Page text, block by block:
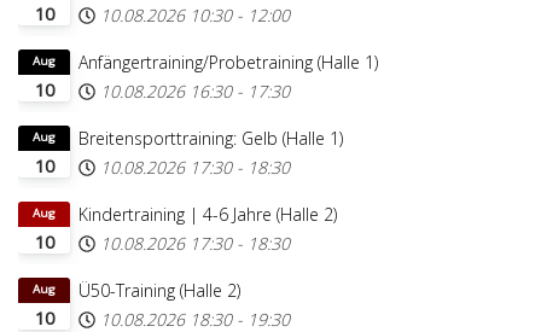
10
10.08.2026 10:30 - 12:00
10
Aug
Anfängertraining/Probetraining (Halle 1)
10.08.2026 16:30 - 17:30
10
Aug
Breitensporttraining: Gelb (Halle 1)
10.08.2026 17:30 - 18:30
10
Aug
Kindertraining | 4-6 Jahre (Halle 2)
10.08.2026 17:30 - 18:30
10
Aug
Ü50-Training (Halle 2)
10.08.2026 18:30 - 19:30